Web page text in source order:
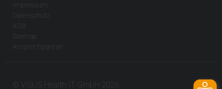
Impressum
Datenschutz
AGB
Sitemap
Ansprechpartner
© VISUS Health IT GmbH 2026